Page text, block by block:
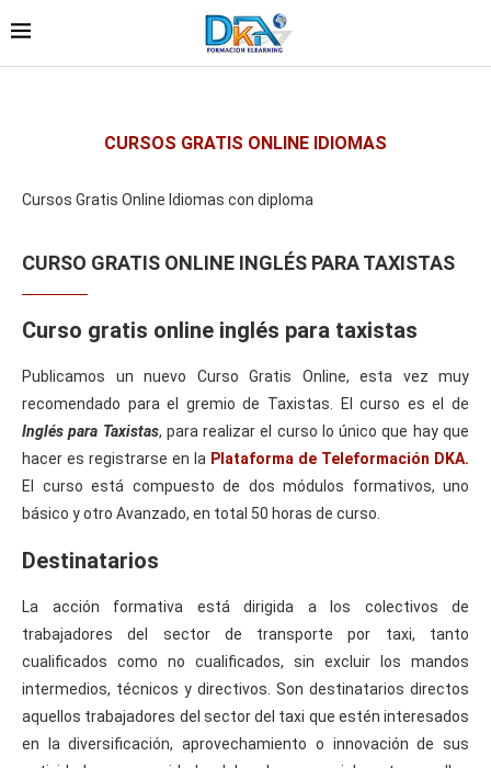
CURSOS GRATIS ONLINE IDIOMAS
Cursos Gratis Online Idiomas con diploma
CURSO GRATIS ONLINE INGLÉS PARA TAXISTAS
Curso gratis online inglés para taxistas
Publicamos un nuevo Curso Gratis Online, esta vez muy
recomendado para el gremio de Taxistas. El curso es el de
Inglés para Taxistas, para realizar el curso lo único que hay que
hacer es registrarse en la Plataforma de Teleformación DKA.
El curso está compuesto de dos módulos formativos, uno
básico y otro Avanzado, en total 50 horas de curso.
Destinatarios
La acción formativa está dirigida a los colectivos de
trabajadores del sector de transporte por taxi, tanto
cualificados como no cualificados, sin excluir los mandos
intermedios, técnicos y directivos. Son destinatarios directos
aquellos trabajadores del sector del taxi que estén interesados
en la diversificación, aprovechamiento o innovación de sus